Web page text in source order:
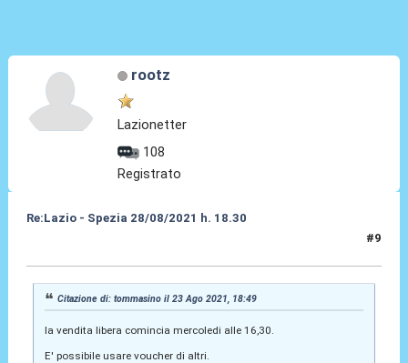
rootz
Lazionetter
108
Registrato
Re:Lazio - Spezia 28/08/2021 h. 18.30
#9
Citazione di: tommasino il 23 Ago 2021, 18:49
la vendita libera comincia mercoledi alle 16,30.
E' possibile usare voucher di altri.